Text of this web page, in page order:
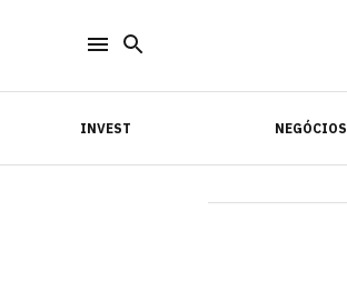
INVEST NEGÓCIOS
INVEST